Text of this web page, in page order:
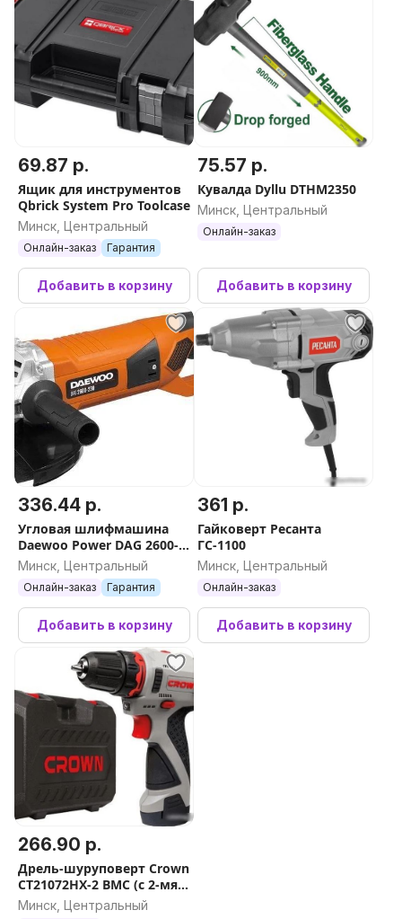
69.87 р.
Ящик для инструментов
Qbrick System Pro Toolcase
Минск, Центральный
Онлайн-заказ Гарантия
Добавить в корзину
75.57 р.
Кувалда Dyllu DTHM2350
Минск, Центральный
Онлайн-заказ
Добавить в корзину
336.44 р.
Угловая шлифмашина
Daewoo Power DAG 2600-
230
Минск, Центральный
Онлайн-заказ Гарантия
Добавить в корзину
361 р.
Гайковерт Ресанта
ГС-1100
Минск, Центральный
Онлайн-заказ
Добавить в корзину
266.90 р.
Дрель-шуруповерт Crown
CT21072HX-2 BMC (с 2-мя
АКБ, кейс)
Минск, Центральный